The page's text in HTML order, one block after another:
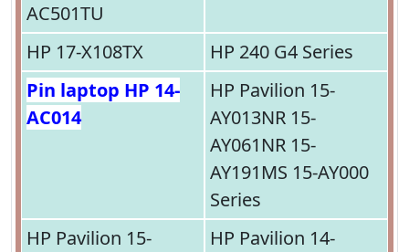
AC501TU
HP 17-X108TX
HP 240 G4 Series
Pin laptop HP 14-
AC014
HP Pavilion 15-
AY013NR 15-
AY061NR 15-
AY191MS 15-AY000
Series
HP Pavilion 15-
HP Pavilion 14-